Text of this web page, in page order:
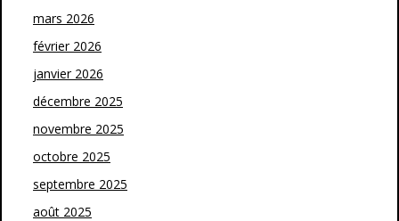
mars 2026
février 2026
janvier 2026
décembre 2025
novembre 2025
octobre 2025
septembre 2025
août 2025